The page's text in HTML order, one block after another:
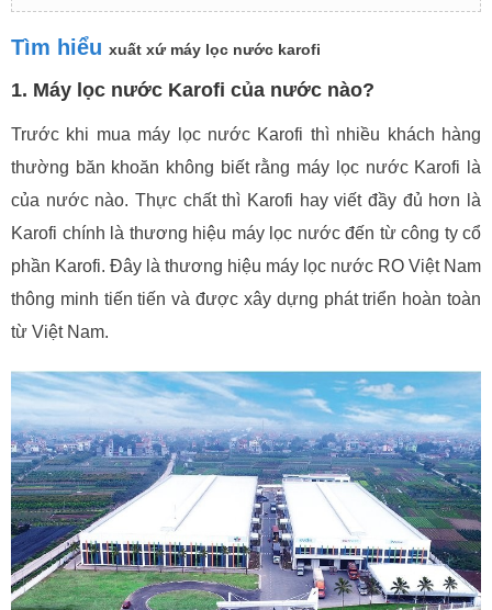
Tìm hiểu xuất xứ máy lọc nước karofi
1. Máy lọc nước Karofi của nước nào?
Trước khi mua máy lọc nước Karofi thì nhiều khách hàng
thường băn khoăn không biết rằng máy lọc nước Karofi là
của nước nào. Thực chất thì Karofi hay viết đầy đủ hơn là
Karofi chính là thương hiệu máy lọc nước đến từ công ty cổ
phần Karofi. Đây là thương hiệu máy lọc nước RO Việt Nam
thông minh tiến tiến và được xây dựng phát triển hoàn toàn
từ Việt Nam.